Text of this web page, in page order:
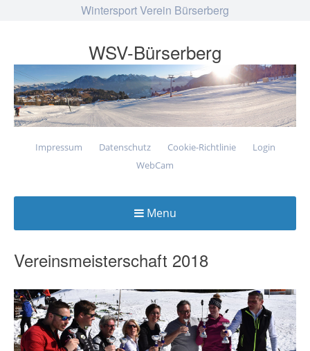
Wintersport Verein Bürserberg
WSV-Bürserberg
Impressum Datenschutz Cookie-Richtlinie
Login
WebCam
Menu
to
Vereinsmeisterschaft 2018